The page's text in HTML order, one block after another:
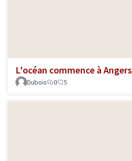
L'océan commence à Angers
Dubois
0 5